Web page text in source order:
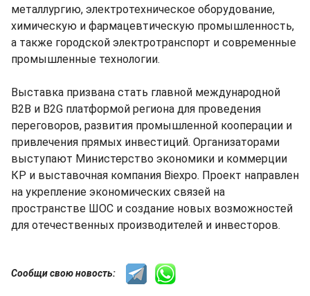
металлургию, электротехническое оборудование,
химическую и фармацевтическую промышленность,
а также городской электротранспорт и современные
промышленные технологии.
Выставка призвана стать главной международной
B2B и B2G платформой региона для проведения
переговоров, развития промышленной кооперации и
привлечения прямых инвестиций. Организаторами
выступают Министерство экономики и коммерции
КР и выставочная компания Biexpo. Проект направлен
на укрепление экономических связей на
пространстве ШОС и создание новых возможностей
для отечественных производителей и инвесторов.
Сообщи свою новость: